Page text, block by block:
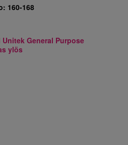
160-168
Unitek General Purpose
ylös